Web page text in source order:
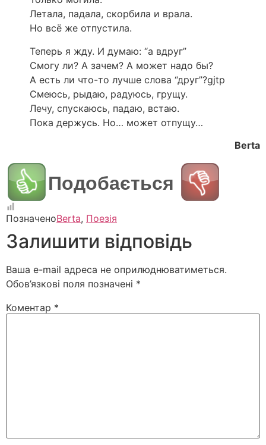
Летала, падала, скорбила и врала.
Но всё же отпустила.
Теперь я жду. И думаю: “а вдруг”
Смогу ли? А зачем? А может надо бы?
А есть ли что-то лучше слова “друг”?gjtp
Смеюсь, рыдаю, радуюсь, грущу.
Лечу, спускаюсь, падаю, встаю.
Пока держусь. Но… может отпущу…
Berta
Подобається
ПозначеноBerta, Поезія
Залишити відповідь
Ваша e-mail адреса не оприлюднюватиметься.
Обов’язкові поля позначені *
Коментар *